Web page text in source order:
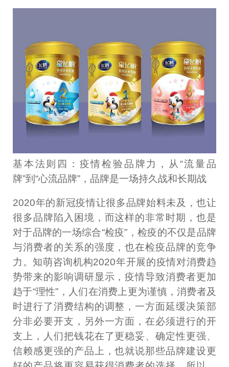
基本法则四：疫情检验品牌力，从“流量品
牌”到“心流品牌”，品牌是一场持久战和长期战
2020年的新冠疫情让很多品牌始料未及，也让
很多品牌陷入困境，而这样的非常时期，也是
对于品牌的一场综合“检疫”，检疫的不仅是品牌
与消费者的关系的强度，也在检疫品牌的竞争
力。知萌咨询机构2020年开展的疫情对消费趋
势带来的影响调研显示，疫情导致消费者更加
趋于“理性”，人们在消费上更为谨慎，消费者及
时进行了消费结构的调整，一方面延缓决策部
分非必要开支，另外一方面，在必须进行的开
支上，人们把钱花在了更稳妥、确定性更强、
信赖感更强的产品上，也就说那些品牌建设更